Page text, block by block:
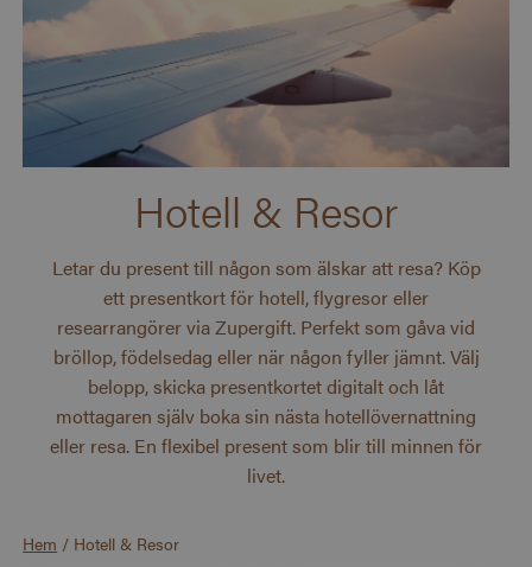
Hotell & Resor
Letar du present till någon som älskar att resa? Köp
ett presentkort för hotell, flygresor eller
researrangörer via Zupergift. Perfekt som gåva vid
bröllop, födelsedag eller när någon fyller jämnt. Välj
belopp, skicka presentkortet digitalt och låt
mottagaren själv boka sin nästa hotellövernattning
eller resa. En flexibel present som blir till minnen för
livet.
Hem / Hotell & Resor